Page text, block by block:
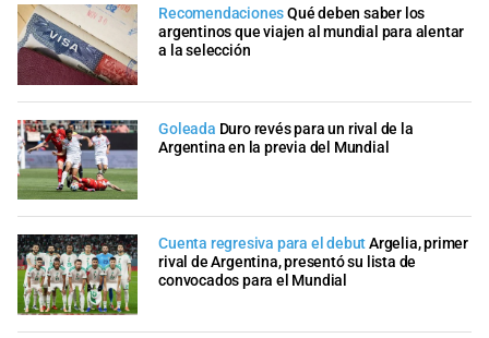
RecomendacionesQué deben saber los
argentinos que viajen al mundial para alentar
a la selección
Goleada Duro revés para un rival de la
Argentina en la previa del Mundial
Cuenta regresiva para el debutArgelia, primer
rival de Argentina, presentó su lista de
convocados para el Mundial